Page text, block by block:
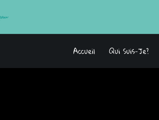
Accueil Qui Suis-Je?